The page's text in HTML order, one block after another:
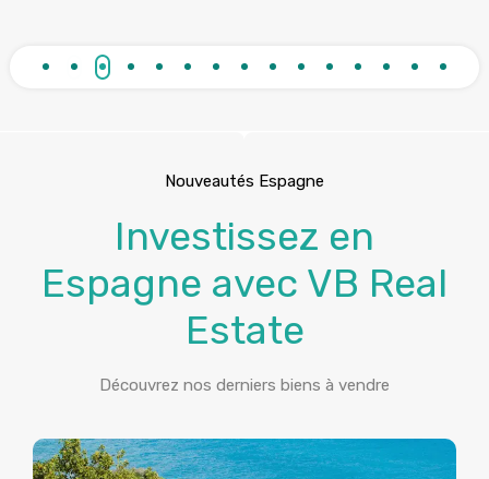
Nouveautés Espagne
Investissez en
Espagne avec VB Real
Estate
Découvrez nos derniers biens à vendre